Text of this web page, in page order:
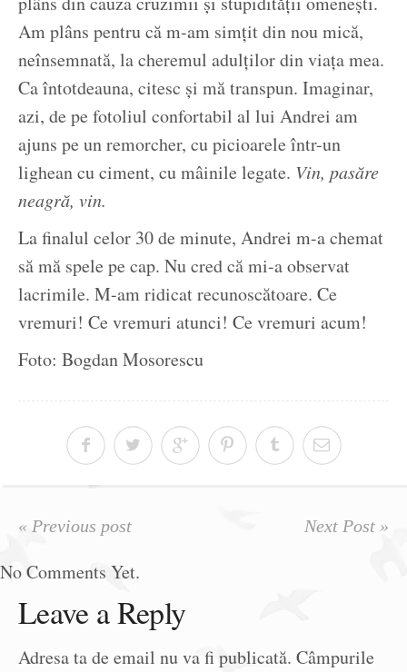
Am plâns pentru că m-am simțit din nou mică,
neînsemnată, la cheremul adulților din viața mea.
Ca întotdeauna, citesc și mă transpun. Imaginar,
azi, de pe fotoliul confortabil al lui Andrei am
ajuns pe un remorcher, cu picioarele într-un
lighean cu ciment, cu mâinile legate. Vin, pasăre
neagră, vin.
La finalul celor 30 de minute, Andrei m-a chemat
să mă spele pe cap. Nu cred că mi-a observat
lacrimile. M-am ridicat recunoscătoare. Ce
vremuri! Ce vremuri atunci! Ce vremuri acum!
Foto: Bogdan Mosorescu
« Previous post Next Post »
No Comments Yet.
Leave a Reply
Adresa ta de email nu va fi publicată. Câmpurile